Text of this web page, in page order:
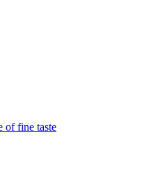
of fine taste